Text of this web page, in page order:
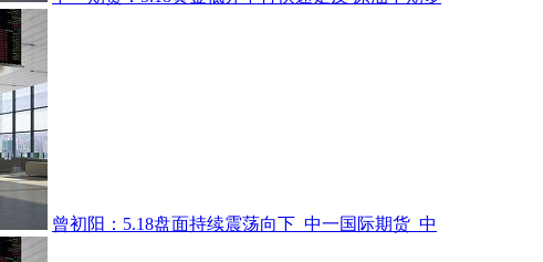
曾初阳：5.18盘面持续震荡向下_中一国际期货_中